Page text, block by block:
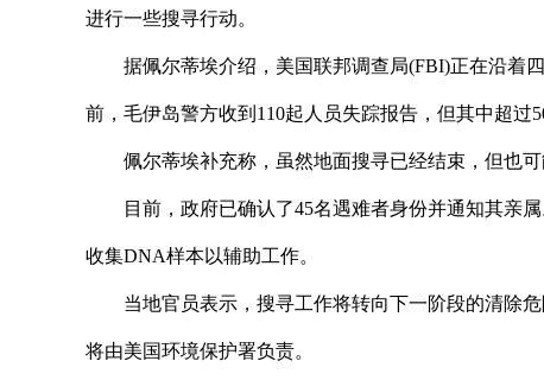
进行一些搜寻行动。
据佩尔蒂埃介绍，美国联邦调查局(FBI)正在沿着
前，毛伊岛警方收到110起人员失踪报告，但其中超过
佩尔蒂埃补充称，虽然地面搜寻已经结束，但也
目前，政府已确认了45名遇难者身份并通知其亲
收集DNA样本以辅助工作。
当地官员表示，搜寻工作将转向下一阶段的清除
将由美国环境保护署负责。